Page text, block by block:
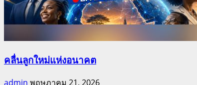
คลื่นลูกใหม่แห่งอนาคต
admin พฤษภาคม 21, 2026